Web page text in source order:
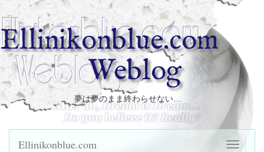
Ellinikonblue.com
Weblog
夢は夢のまま終わらせない…
Ellinikonblue.com